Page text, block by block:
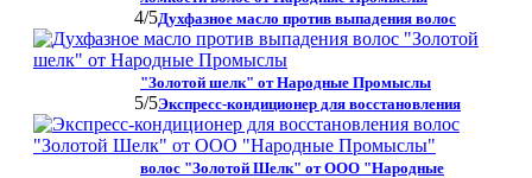
4/5Духфазное масло против выпадения волос
"Золотой шелк" от Народные Промыслы
5/5Экспресс-кондиционер для восстановления
волос "Золотой Шелк" от ООО "Народные